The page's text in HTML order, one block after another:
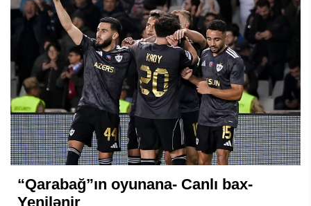
“Qarabağ”ın oyunana- Canlı bax-
Yenilənir